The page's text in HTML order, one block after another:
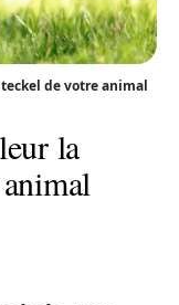
de votre animal
la